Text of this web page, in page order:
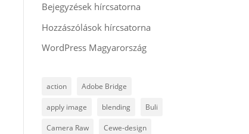
Bejegyzések hírcsatorna
Hozzászólások hírcsatorna
WordPress Magyarország
action Adobe Bridge
apply image blending Buli
Camera Raw Cewe-design